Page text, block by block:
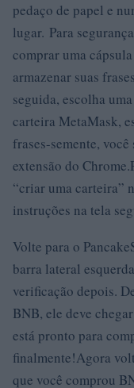
pedaço de papel e
lugar. Para
comprar uma
armazenar suas
seguida, escolha
carteira MetaMask,
frases-semente, você
extensão do
“criar uma carteira”
instruções na tela
Volte para o
barra lateral
verificação depois.
BNB, ele deve
está pronto para
finalmente!Agora
que você comprou